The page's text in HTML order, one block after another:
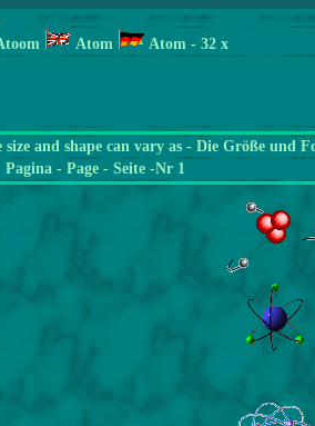
Atom Atom - 32 x
and shape can vary as - Die Größe und
Pagina - Page - Seite -Nr 1